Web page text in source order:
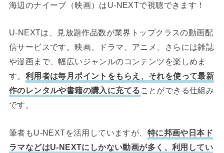
海辺のナイーブ（映画）はU-NEXTで視聴できます！
U-NEXTは、見放題作品数が業界トップクラスの動画配
信サービスです。映画、ドラマ、アニメ、さらには雑誌
や漫画まで、幅広いジャンルのコンテンツを楽しめま
す。 利用者は毎月ポイントをもらえ、それを使って最新
作のレンタルや書籍の購入に充てる ことができる仕組み
です。
筆者もU-NEXTを活用していますが、 特に邦画や日本ド
ラマなどはU-NEXTにしかない動画が多く、利用してい